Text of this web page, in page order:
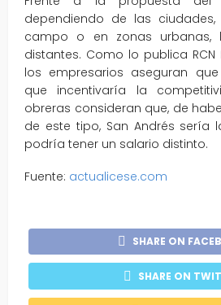
dependiendo de las
campo o en zonas urbanas,
distantes. Como lo publica RCN
los empresarios aseguran
que incentivaría la
obreras consideran que, de
de este tipo, San Andrés sería
podría tener un salario distinto.
Fuente: actualicese.com
SHARE ON
SHARE ON